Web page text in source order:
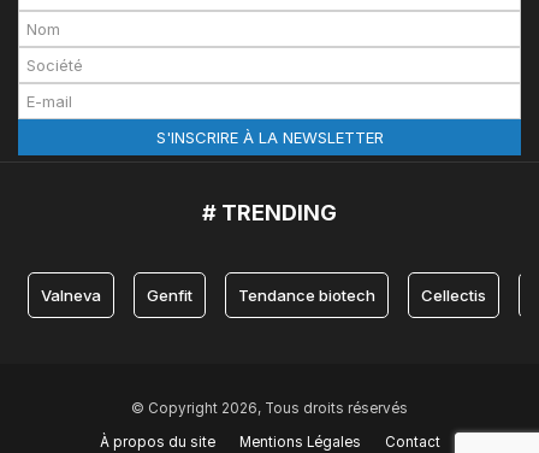
# TRENDING
Valneva Genfit Tendance biotech Cellectis
© Copyright 2026, Tous droits réservés
À propos du site
Mentions Légales Contact